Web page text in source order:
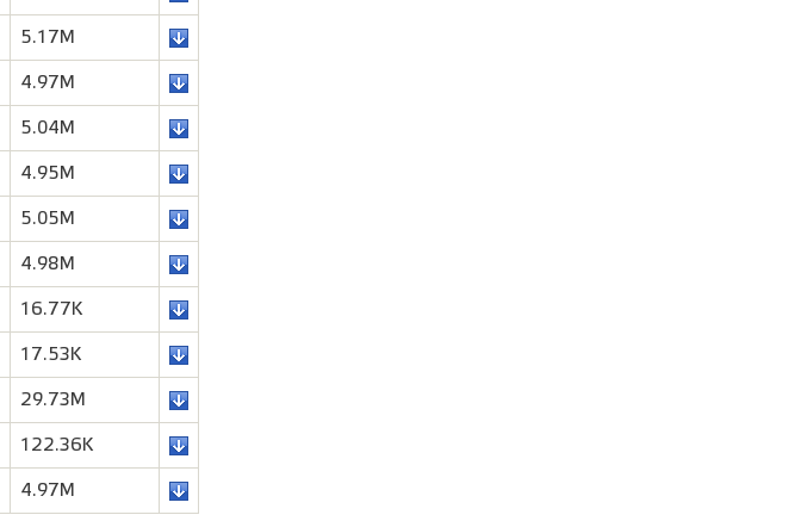
5.17M
4.97M
5.04M
4.95M
5.05M
4.98M
16.77K
17.53K
29.73M
122.36K
4.97M